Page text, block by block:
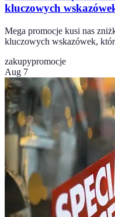
kluczowych
Mega promocje kusi nas
kluczowych wskazówek,
zakupypromocje
Aug 7